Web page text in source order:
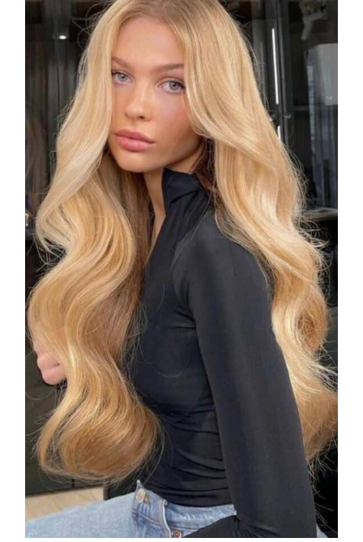
COSMOPROF WORLDWIDE BOLOGNA
Cosmprof Worldwide Bologna
presenta THE BEAUTY &
WELLNESS CONGRESS 2022: I
TEMI
DYSON
Dyson presenta la nuova collezione
pervinca e rosé per Natale
COTRIL
Continua la carrellata di look firmati
Cotril alla Festa del Cinema di Roma
TONI&GUY
A Natale regala una doppia
TONI&GUY “Feel Good Experience”!
TONI&GUY
LABEL.M lancia la sua innovativa ed
eco-sostenibile linea di prodotti
professionali